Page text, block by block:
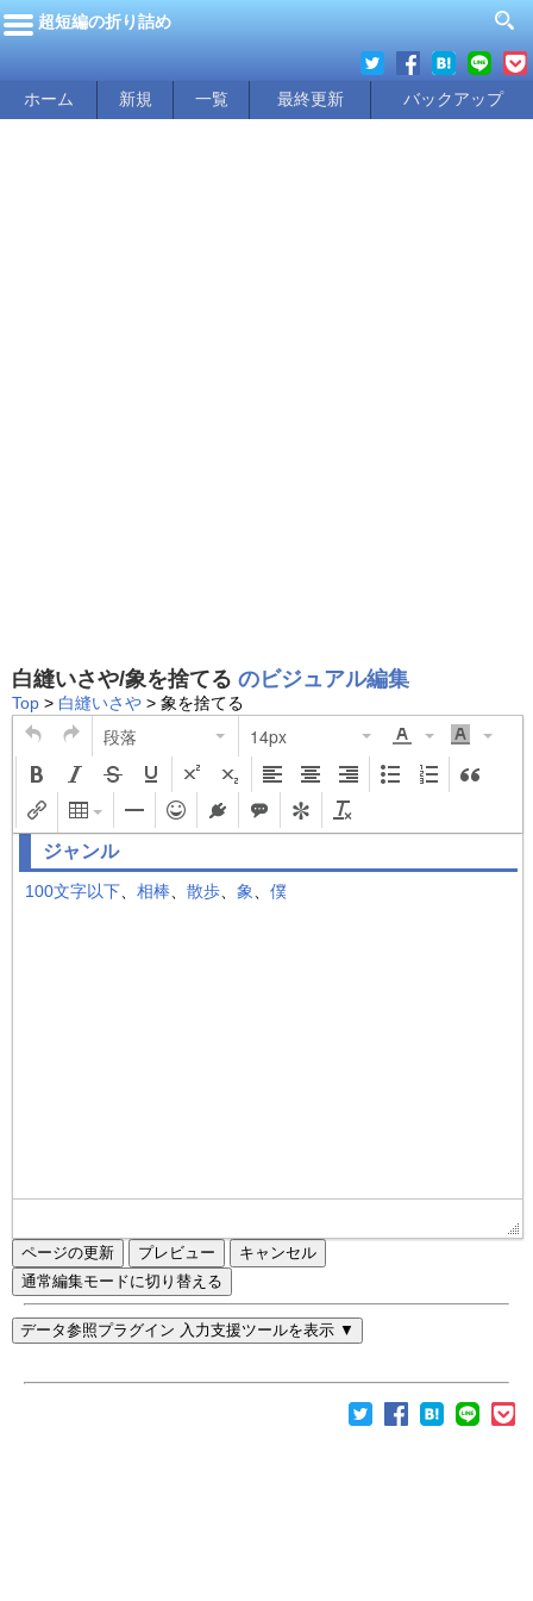
超短編の折り詰め
ホーム 新規 一覧 最終更新 バックアップ
白縫いさや/象を捨てる のビジュアル編集
Top > 白縫いさや > 象を捨てる
段落 14px
ページの更新
通常編集モードに切り替える
データ参照プラグイン 入力支援ツールを表示 ▼